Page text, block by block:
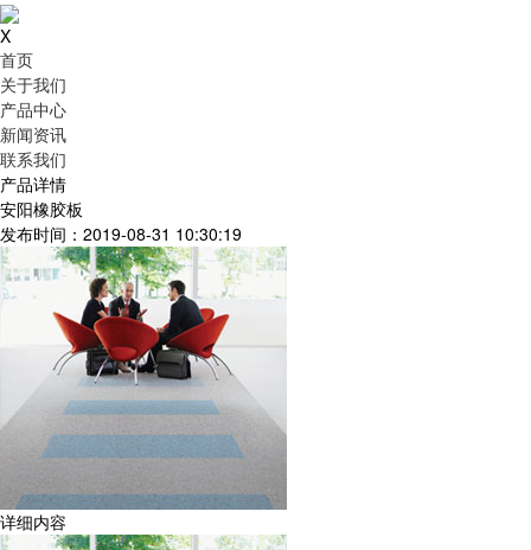
X
首页
关于我们
产品中心
新闻资讯
联系我们
产品详情
安阳橡胶板
发布时间：2019-08-31 10:30:19
详细内容